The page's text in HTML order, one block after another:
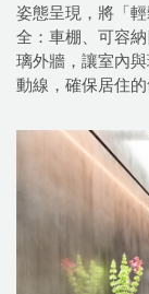
姿態呈現，將「
全：車棚、可容
璃外牆，讓室內
動線，確保居住的